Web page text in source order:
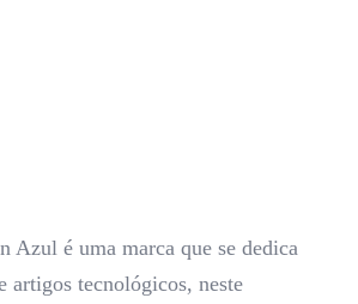
Azul é uma marca que se dedica
artigos tecnológicos, neste